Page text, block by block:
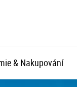
& Nakupování